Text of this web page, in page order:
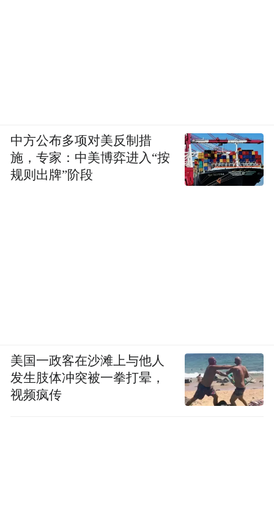
中方公布多项对美反制措
施，专家：中美博弈进入“按
规则出牌”阶段
美国一政客在沙滩上与他人
发生肢体冲突被一拳打晕，
视频疯传